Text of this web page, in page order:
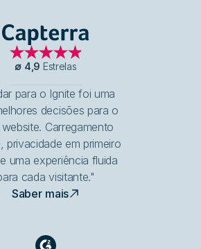
Capterra
∅ 4,9 Estrelas
para o Ignite foi uma
decisões para o
Carregamento
privacidade em primeiro
uma experiência fluida
cada visitante."
Saber mais